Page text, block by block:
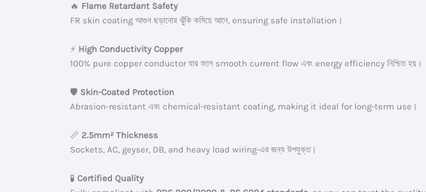
🔥 Flame Retardant Safety
FR skin coating আগুন ছড়ানোর ঝুঁকি কমিয়ে আনে, ensuring safe installation।
⚡ High Conductivity Copper
100% pure copper conductor যার ফলে smooth current flow এবং energy efficiency নিশ্চিত হয়।
🛡️ Skin-Coated Protection
Abrasion-resistant এবং chemical-resistant coating, making it ideal for long-term use।
📏 2.5mm² Thickness
Sockets, AC, geyser, DB, and heavy load wiring-এর জন্য উপযুক্ত।
🧪 Certified Quality